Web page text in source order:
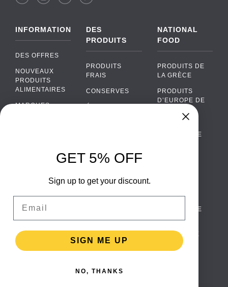
INFORMATION
DES OFFRES
NOUVEAUX
PRODUITS
ALIMENTAIRES
MARQUES
CONTACTEZ
TERMES ET
CONDITIONS
POLITIQUE DE
CONFIDENTIALITÉ
DES
PRODUITS
PRODUITS
FRAIS
CONSERVES
ALCOOL
ALIMENTAIRES
NATIONAL
FOOD
PRODUITS DE
LA GRÈCE
PRODUITS
D’EUROPE DE
PORTUGAISE
SCANDINAVE
ALLEMANDE
CUISINE
WhatsApp
Facebook Messenger
Message us on Instagram
[email protected]
GET 5% OFF
Sign up to get your discount.
SIGN ME UP
NO, THANKS